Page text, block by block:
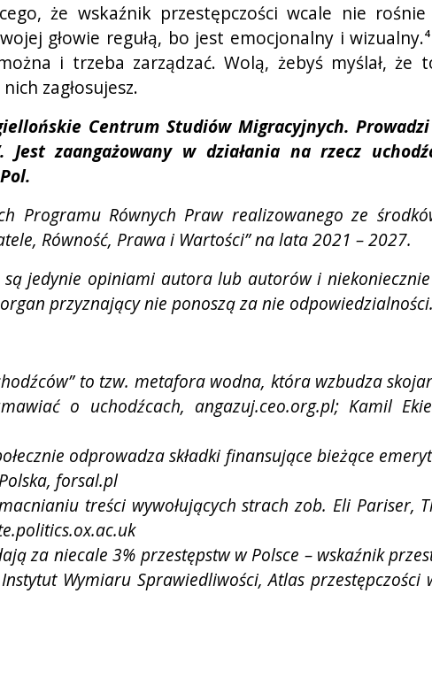
że wskaźnik przestępczości wcale nie
głowie regułą, bo jest emocjonalny i
i trzeba zarządzać. Wolą, żebyś myślał,
zagłosujesz.
Centrum Studiów Migracyjnych.
zaangażowany w działania na rzecz
Programu Równych Praw realizowanego ze
Równość, Prawa i Wartości” na lata 2021 – 2027.
jedynie opiniami autora lub autorów i
przyznający nie ponoszą za nie odpowiedzialności.
to tzw. metafora wodna, która wzbudza
o uchodźcach, angazuj.ceo.org.pl; Kamil
odprowadza składki finansujące bieżące
forsal.pl
treści wywołujących strach zob. Eli Pariser,
za niecale 3% przestępstw w Polsce – wskaźnik
Wymiaru Sprawiedliwości, Atlas